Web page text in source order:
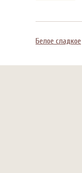
Белое сладкое